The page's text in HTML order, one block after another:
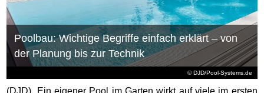
© DJD/Pool-Systems.de
Poolbau: Wichtige Begriffe einfach erklärt – von
der Planung bis zur Technik
(DJD). Ein eigener Pool im Garten wirkt auf viele im ersten